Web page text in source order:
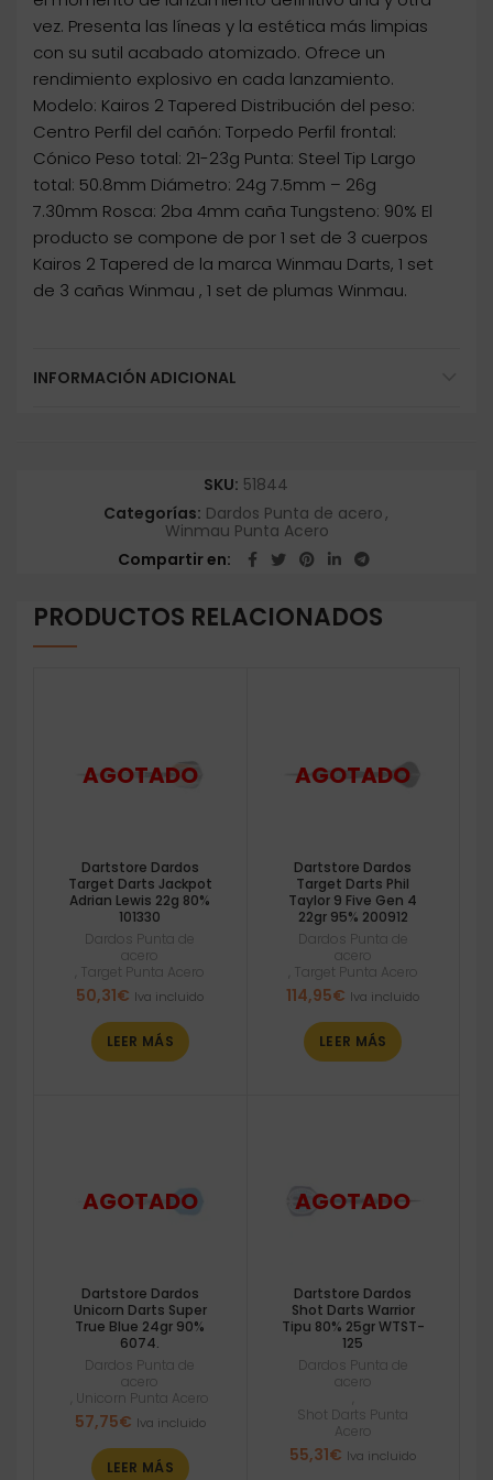
vez. Presenta las líneas y la estética más limpias
con su sutil acabado atomizado. Ofrece un
rendimiento explosivo en cada lanzamiento.
Modelo: Kairos 2 Tapered Distribución del peso:
Centro Perfil del cañón: Torpedo Perfil frontal:
Cónico Peso total: 21-23g Punta: Steel Tip Largo
total: 50.8mm Diámetro: 24g 7.5mm – 26g
7.30mm Rosca: 2ba 4mm caña Tungsteno: 90% El
producto se compone de por 1 set de 3 cuerpos
Kairos 2 Tapered de la marca Winmau Darts, 1 set
de 3 cañas Winmau , 1 set de plumas Winmau.
INFORMACIÓN ADICIONAL
SKU: 51844
Categorías: Dardos Punta de acero,
Winmau Punta Acero
Compartir en
PRODUCTOS RELACIONADOS
Dartstore Dardos
Target Darts Jackpot
Adrian Lewis 22g 80%
101330
Dardos Punta de
acero
Target Punta Acero
50,31€ Iva incluido
LEER MÁS
Dartstore Dardos
Target Darts Phil
Taylor 9 Five Gen 4
22gr 95% 200912
Dardos Punta de
acero
Target Punta Acero
114,95€ Iva incluido
LEER MÁS
Dartstore Dardos
Unicorn Darts Super
True Blue 24gr 90%
6074.
Dardos Punta de
acero
Unicorn Punta Acero
57,75€ Iva incluido
LEER MÁS
Dartstore Dardos
Shot Darts Warrior
Tipu 80% 25gr WTST-
125
Dardos Punta de
acero
Shot Darts Punta
Acero
55,31€ Iva incluido